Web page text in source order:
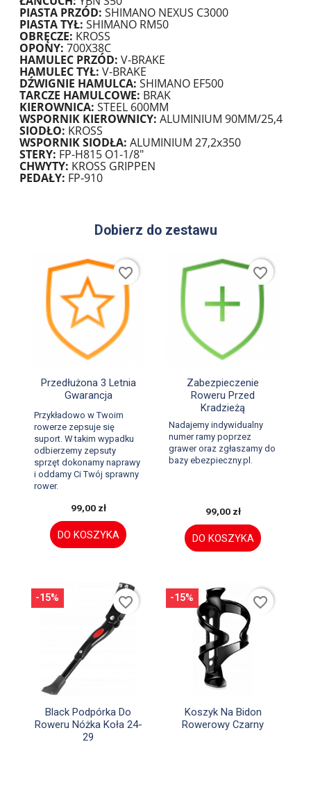
PIASTA PRZÓD: SHIMANO NEXUS C3000
PIASTA TYŁ: SHIMANO RM50
OBRĘCZE: KROSS
OPONY: 700X38C
HAMULEC PRZÓD: V-BRAKE
HAMULEC TYŁ: V-BRAKE
DŹWIGNIE HAMULCA: SHIMANO EF500
TARCZE HAMULCOWE: BRAK
KIEROWNICA: STEEL 600MM
WSPORNIK KIEROWNICY: ALUMINIUM 90MM/25,4
SIODŁO: KROSS
WSPORNIK SIODŁA: ALUMINIUM 27,2x350
STERY: FP-H815 O1-1/8"
CHWYTY: KROSS GRIPPEN
PEDAŁY: FP-910
Dobierz do zestawu
Szybki podgląd
Przedłużona 3 Letnia
Gwarancja
Przykładowo w Twoim
rowerze zepsuje się
suport. W takim wypadku
odbierzemy zepsuty
sprzęt dokonamy naprawy
i oddamy Ci Twój sprawny
rower.
99,00 zł
DO KOSZYKA
favorite_border
Szybki podgląd
Zabezpieczenie
Roweru Przed
Kradzieżą
Nadajemy indywidualny
numer ramy poprzez
grawer oraz zgłaszamy do
bazy ebezpieczny.pl.
99,00 zł
DO KOSZYKA
favorite_border
Szybki podgląd
Black Podpórka Do
Roweru Nóżka Koła 24-
29
-15% favorite_border
Szybki podgląd
Koszyk Na Bidon
Rowerowy Czarny
-15% favorite_border